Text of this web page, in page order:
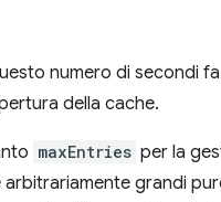
numero di secondi
della cache.
maxEntries per la
grandi